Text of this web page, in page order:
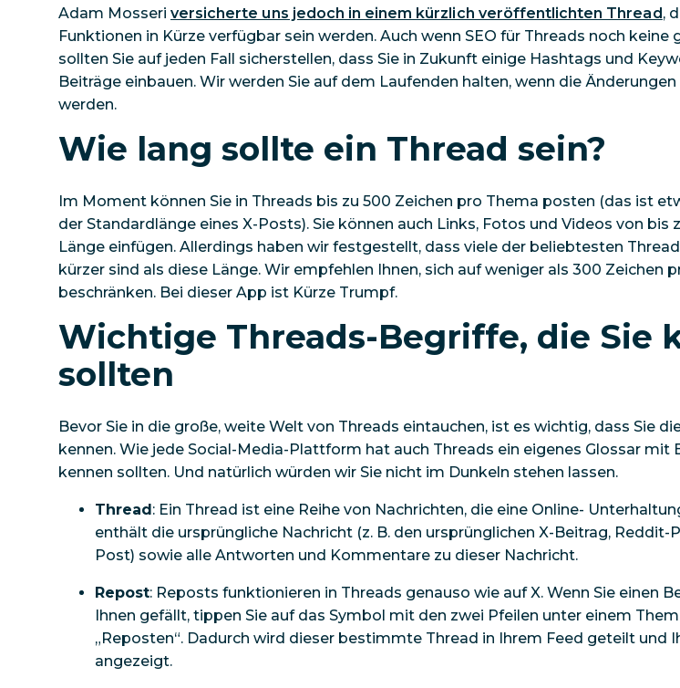
Adam Mosseri versicherte uns jedoch in einem kürzlich veröffentlichten Thread,
Funktionen in Kürze verfügbar sein werden. Auch wenn SEO für Threads noch keine
sollten Sie auf jeden Fall sicherstellen, dass Sie in Zukunft einige Hashtags und
Beiträge einbauen. Wir werden Sie auf dem Laufenden halten, wenn die
werden.
Wie lang sollte ein Thread sein?
Im Moment können Sie in Threads bis zu 500 Zeichen pro Thema posten (das ist
der Standardlänge eines X-Posts). Sie können auch Links, Fotos und Videos von bis
Länge einfügen. Allerdings haben wir festgestellt, dass viele der beliebtesten
kürzer sind als diese Länge. Wir empfehlen Ihnen, sich auf weniger als 300 Zeichen
beschränken. Bei dieser App ist Kürze Trumpf.
Wichtige Threads-Begriffe, die Sie
sollten
Bevor Sie in die große, weite Welt von Threads eintauchen, ist es wichtig, dass Sie
kennen. Wie jede Social-Media-Plattform hat auch Threads ein eigenes Glossar mit
kennen sollten. Und natürlich würden wir Sie nicht im Dunkeln stehen lassen.
Thread: Ein Thread ist eine Reihe von Nachrichten, die eine Online-
enthält die ursprüngliche Nachricht (z. B. den ursprünglichen X-Beitrag, Reddit-
Post) sowie alle Antworten und Kommentare zu dieser Nachricht.
Repost: Reposts funktionieren in Threads genauso wie auf X. Wenn Sie einen
Ihnen gefällt, tippen Sie auf das Symbol mit den zwei Pfeilen unter einem
„Reposten“. Dadurch wird dieser bestimmte Thread in Ihrem Feed geteilt und
angezeigt.